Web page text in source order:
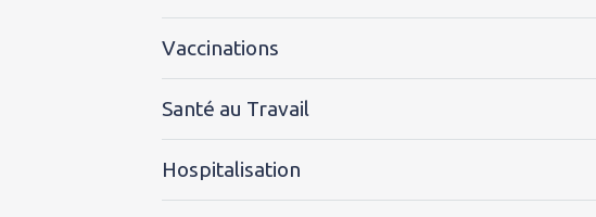
Vaccinations
Santé au Travail
Hospitalisation